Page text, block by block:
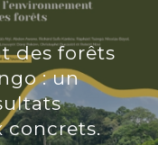
des forêts
: un
concrets.